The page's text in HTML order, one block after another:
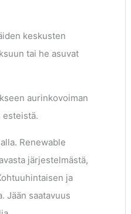
keskusten
tai he asuvat
aurinkovoiman
Renewable
järjestelmästä,
ja
Jään saatavuus